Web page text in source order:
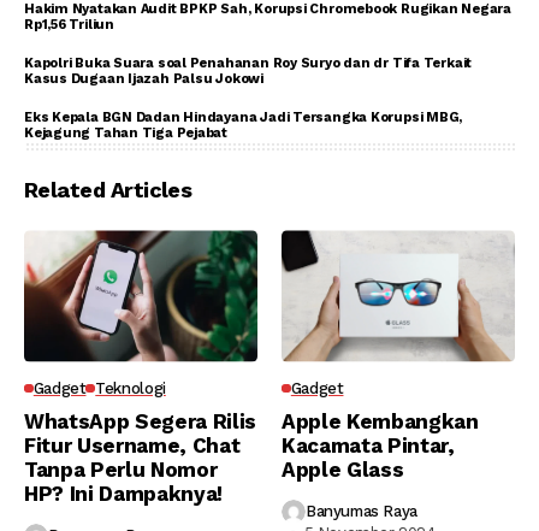
Hakim Nyatakan Audit BPKP Sah, Korupsi Chromebook Rugikan Negara
Rp1,56 Triliun
Kapolri Buka Suara soal Penahanan Roy Suryo dan dr Tifa Terkait
Kasus Dugaan Ijazah Palsu Jokowi
Eks Kepala BGN Dadan Hindayana Jadi Tersangka Korupsi MBG,
Kejagung Tahan Tiga Pejabat
Related Articles
Gadget Teknologi
WhatsApp Segera Rilis
Fitur Username, Chat
Tanpa Perlu Nomor
HP? Ini Dampaknya!
Gadget
Apple Kembangkan
Kacamata Pintar,
Apple Glass
Banyumas Raya